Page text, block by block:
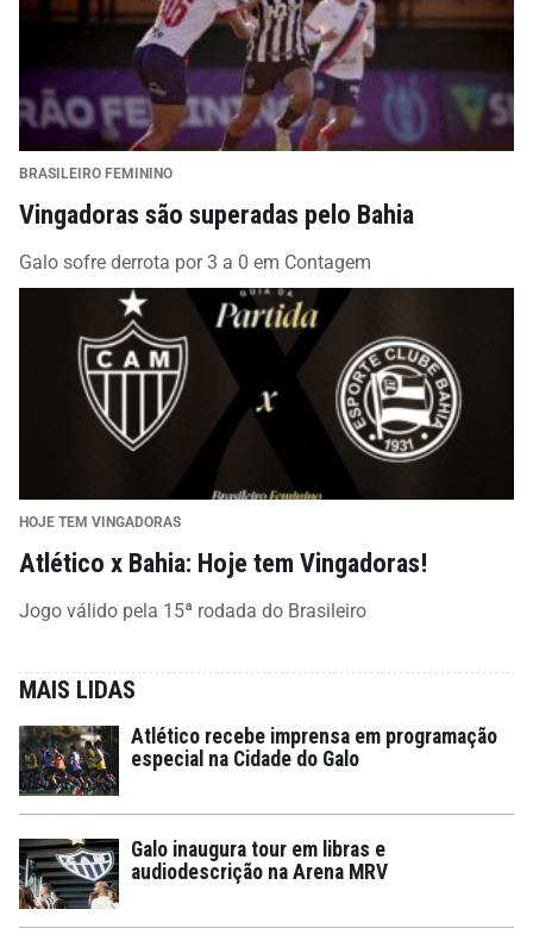
BRASILEIRO FEMININO
Vingadoras são superadas pelo Bahia
Galo sofre derrota por 3 a 0 em Contagem
HOJE TEM VINGADORAS
Atlético x Bahia: Hoje tem Vingadoras!
Jogo válido pela 15ª rodada do Brasileiro
MAIS LIDAS
Atlético recebe imprensa em programação
especial na Cidade do Galo
Galo inaugura tour em libras e
audiodescrição na Arena MRV